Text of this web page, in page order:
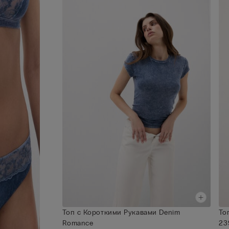
Топ с Короткими Рукавами Denim
Romance